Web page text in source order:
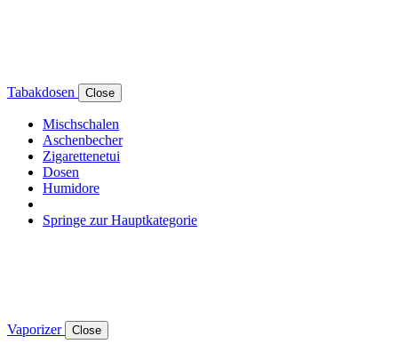
Tabakdosen Close
Mischschalen
Aschenbecher
Zigarettenetui
Dosen
Humidore
Springe zur Hauptkategorie
Vaporizer Close